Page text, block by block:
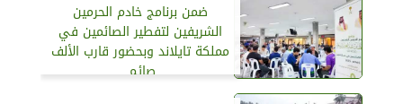
ضمن برنامج خادم الحرمين
الشريفين لتفطير الصائمين في
مملكة تايلاند وبحضور قارب الألف
صائم.